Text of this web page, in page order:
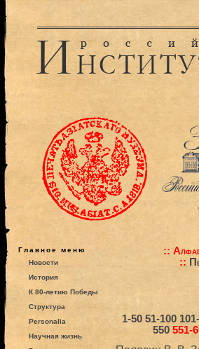
Главное меню
Новости
История
К 80-летию Победы
Структура
Personalia
Научная жизнь
::
::
1-50 51-100
550 551-